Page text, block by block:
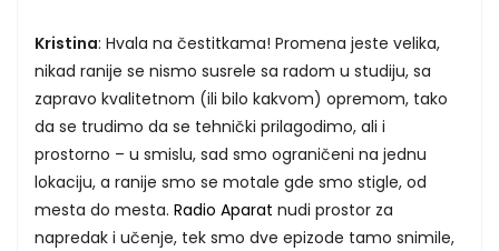
Kristina: Hvala na čestitkama! Promena jeste velika,
nikad ranije se nismo susrele sa radom u studiju, sa
zapravo kvalitetnom (ili bilo kakvom) opremom, tako
da se trudimo da se tehnički prilagodimo, ali i
prostorno – u smislu, sad smo ograničeni na jednu
lokaciju, a ranije smo se motale gde smo stigle, od
mesta do mesta. Radio Aparat nudi prostor za
napredak i učenje, tek smo dve epizode tamo snimile,